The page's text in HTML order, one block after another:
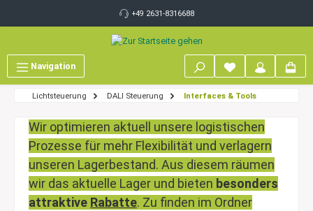
+49 2631-8316688
Navigation
Lichtsteuerung DALI Steuerung Interfaces & Tools
Wir optimieren aktuell unsere logistischen
Prozesse für mehr Flexibilität und verlagern
unseren Lagerbestand. Aus diesem räumen
wir das aktuelle Lager und bieten besonders
attraktive Rabatte. Zu finden im Ordner